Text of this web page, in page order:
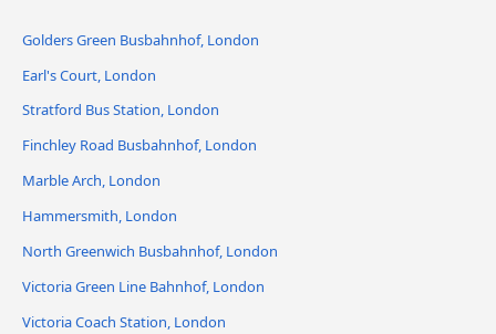
King's Cross St Pancras
Golders Green Busbahnhof, London
Earl's Court, London
Stratford Bus Station, London
Finchley Road Busbahnhof, London
Marble Arch, London
Hammersmith, London
North Greenwich Busbahnhof, London
Victoria Green Line Bahnhof, London
Victoria Coach Station, London